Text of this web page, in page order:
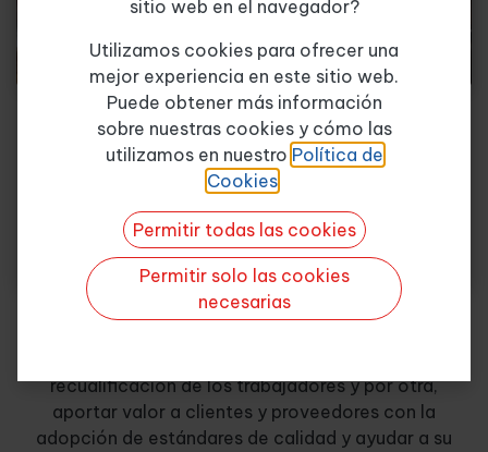
CURSOS
PRIVADOS
CURSOS DE CONVENIO
En ENTERPRISE tenemos dos objetivos
principalmente, por un lado, dar servicio a las
empresas para la formación de sus trabajadores
entendiéndola como el conjunto de acciones
recualificación de los trabajadores y por otra,
aportar valor a clientes y proveedores con la
adopción de estándares de calidad y ayudar a su
Quiero más info
sitio web en el navegador?
Utilizamos cookies para ofrecer una
mejor experiencia en este sitio web.
Puede obtener más información
sobre nuestras cookies y cómo las
utilizamos en nuestro Política de
Cookies.
Permitir todas las cookies
Permitir solo las cookies
necesarias